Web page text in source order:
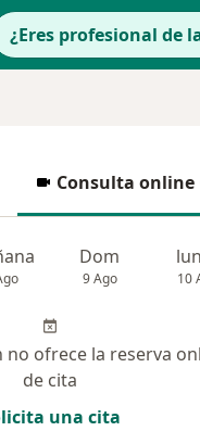
¿Eres profesional de
Consulta online
Consulta online
Dom
9 Ago 10
no ofrece la reserva
de cita
una cita